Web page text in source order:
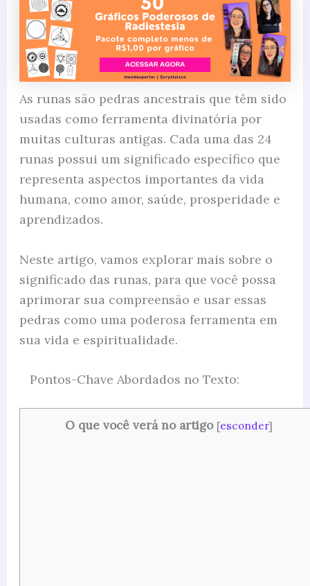
As runas são pedras ancestrais que têm sido
usadas como ferramenta divinatória por
muitas culturas antigas. Cada uma das 24
runas possui um significado específico que
representa aspectos importantes da vida
humana, como amor, saúde, prosperidade e
aprendizados.
Neste artigo, vamos explorar mais sobre o
significado das runas, para que você possa
aprimorar sua compreensão e usar essas
pedras como uma poderosa ferramenta em
sua vida e espiritualidade.
Pontos-Chave Abordados no Texto:
O que você verá no artigo [esconder]